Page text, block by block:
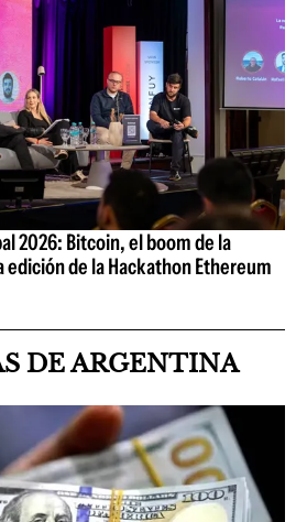
2026: Bitcoin, el boom de la
de la Hackathon Ethereum
DE ARGENTINA